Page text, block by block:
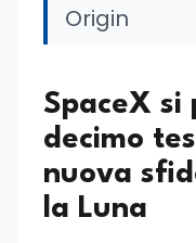
Origin
SpaceX si
decimo
nuova
la Luna